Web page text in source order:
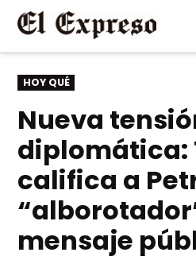
Saltar
contenido
PUBLICADO
EN
HOY QUÉ
Nueva
diplomática:
califica a
mensaje